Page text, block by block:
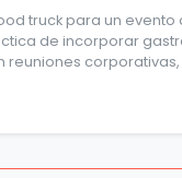
truck para un
de incorporar
reuniones corporativas,